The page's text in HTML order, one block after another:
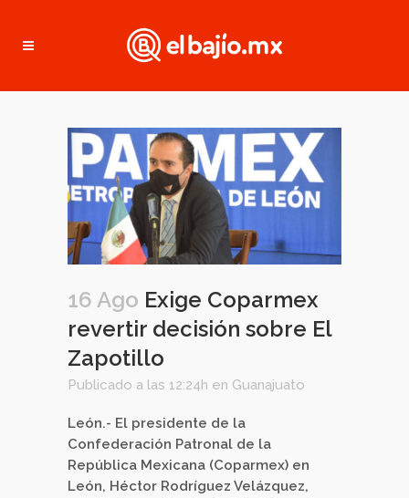
16 Ago Exige Coparmex
revertir decisión sobre El
Zapotillo
Publicado a las 12:24h en Guanajuato
León.- El presidente de la
Confederación Patronal de la
República Mexicana (Coparmex) en
León, Héctor Rodríguez Velázquez,